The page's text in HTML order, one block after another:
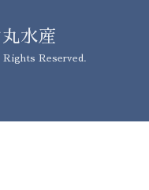
水産
Rights Reserved.